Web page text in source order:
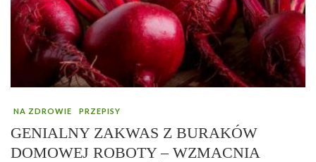
NA ZDROWIE PRZEPISY
GENIALNY ZAKWAS Z BURAKÓW
DOMOWEJ ROBOTY – WZMACNIA